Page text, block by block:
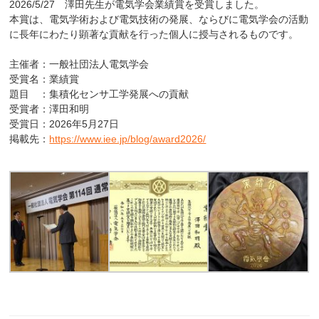
2026/5/27 澤田先生が電気学会業績賞を受賞しました。
本賞は、電気学術および電気技術の発展、ならびに電気学会の活動
に長年にわたり顕著な貢献を行った個人に授与されるものです。
主催者：一般社団法人電気学会
受賞名：業績賞
題目 ：集積化センサ工学発展への貢献
受賞者：澤田和明
受賞日：2026年5月27日
掲載先： https://www.iee.jp/blog/award2026/